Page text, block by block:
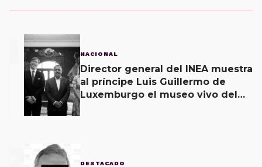
NACIONAL
Director general del INEA muestra
al príncipe Luis Guillermo de
Luxemburgo el museo vivo del
DESTACADO